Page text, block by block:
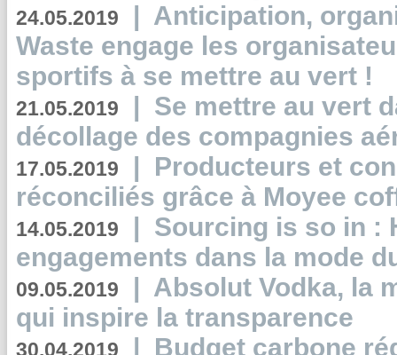
24.05.2019 | Anticipation,
Waste engage les
sportifs à se mettre au vert !
21.05.2019 | Se mettre au vert
décollage des compagnies
17.05.2019 | Producteurs et
réconciliés grâce à Moyee
14.05.2019 | Sourcing is so in :
engagements dans la mode
09.05.2019 | Absolut Vodka, la
qui inspire la transparence
30.04.2019 | Budget carbone